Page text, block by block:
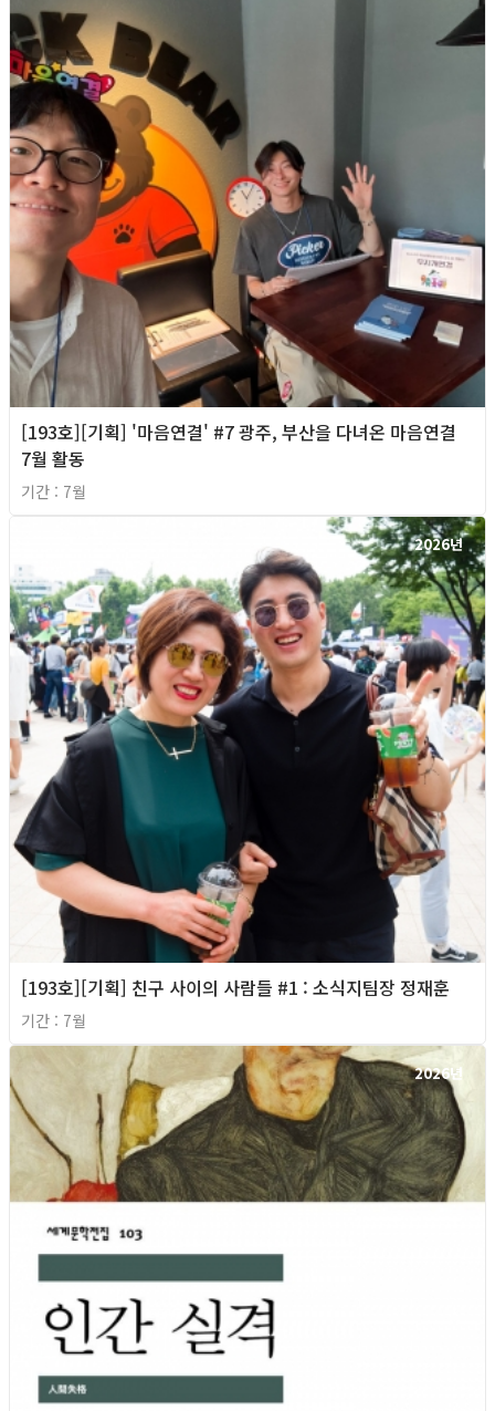
[193호][기획] '마음연결' #7 광주, 부산을 다녀온 마음연결
7월 활동
기간 : 7월
2026년
[193호][기획] 친구 사이의 사람들 #1 : 소식지팀장 정재훈
기간 : 7월
2026년